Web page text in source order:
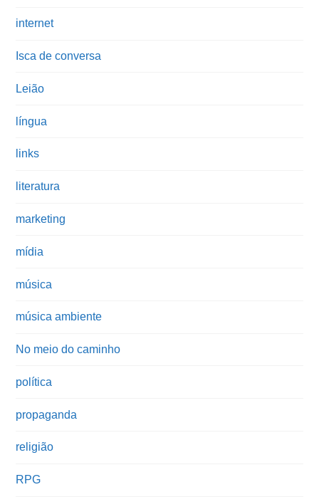
internet
Isca de conversa
Leião
língua
links
literatura
marketing
mídia
música
música ambiente
No meio do caminho
política
propaganda
religião
RPG